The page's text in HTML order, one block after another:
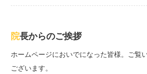
院長からのご挨拶
ホームページにおいでになった皆様。ご覧
ございます。